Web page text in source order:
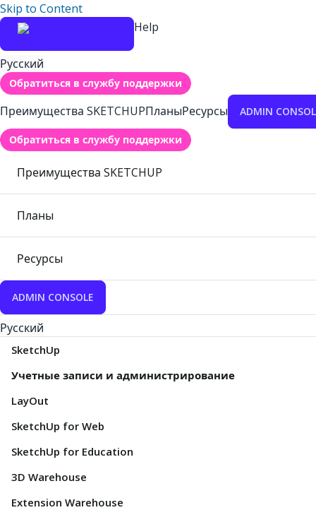
Skip to Content
Help
Русский
Обратиться в службу поддержки
Преимущества SKETCHUPПланыРесурсы ADMIN
Обратиться в службу поддержки
Преимущества SKETCHUP
Планы
Ресурсы
ADMIN CONSOLE
Русский
SketchUp
Учетные записи и администрирование
LayOut
SketchUp for Web
SketchUp for Education
3D Warehouse
Extension Warehouse